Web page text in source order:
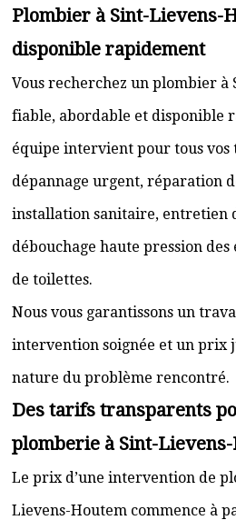
Plombier à Sint-Lievens-
disponible rapidement
Vous recherchez un plombier à
fiable, abordable et disponible
équipe intervient pour tous vos
dépannage urgent, réparation
installation sanitaire, entretien
débouchage haute pression des
de toilettes.
Nous vous garantissons un
intervention soignée et un prix
nature du problème rencontré.
Des tarifs transparents
plomberie à Sint-
Le prix d’une intervention de
Lievens-Houtem commence à